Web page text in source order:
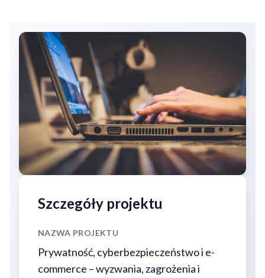
Szczegóły projektu
NAZWA PROJEKTU
Prywatność, cyberbezpieczeństwo i e-
commerce – wyzwania, zagrożenia i